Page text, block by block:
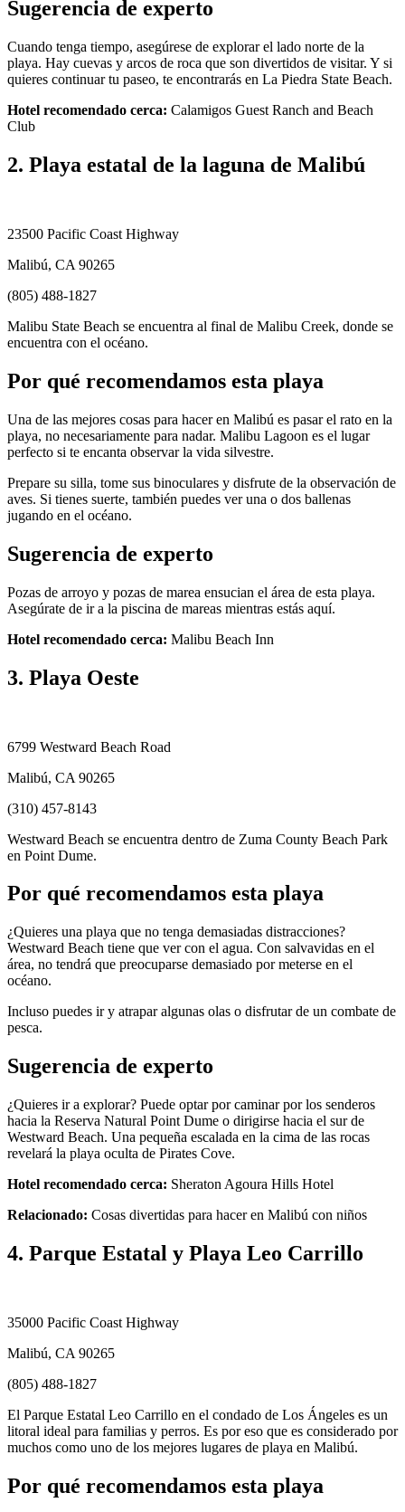
Sugerencia de experto
Cuando tenga tiempo, asegúrese de explorar el lado norte de la
playa. Hay cuevas y arcos de roca que son divertidos de visitar. Y si
quieres continuar tu paseo, te encontrarás en La Piedra State Beach.
Hotel recomendado cerca: Calamigos Guest Ranch and Beach
Club
2. Playa estatal de la laguna de Malibú
23500 Pacific Coast Highway
Malibú, CA 90265
(805) 488-1827
Malibu State Beach se encuentra al final de Malibu Creek, donde se
encuentra con el océano.
Por qué recomendamos esta playa
Una de las mejores cosas para hacer en Malibú es pasar el rato en la
playa, no necesariamente para nadar. Malibu Lagoon es el lugar
perfecto si te encanta observar la vida silvestre.
Prepare su silla, tome sus binoculares y disfrute de la observación de
aves. Si tienes suerte, también puedes ver una o dos ballenas
jugando en el océano.
Sugerencia de experto
Pozas de arroyo y pozas de marea ensucian el área de esta playa.
Asegúrate de ir a la piscina de mareas mientras estás aquí.
Hotel recomendado cerca: Malibu Beach Inn
3. Playa Oeste
6799 Westward Beach Road
Malibú, CA 90265
(310) 457-8143
Westward Beach se encuentra dentro de Zuma County Beach Park
en Point Dume.
Por qué recomendamos esta playa
¿Quieres una playa que no tenga demasiadas distracciones?
Westward Beach tiene que ver con el agua. Con salvavidas en el
área, no tendrá que preocuparse demasiado por meterse en el
océano.
Incluso puedes ir y atrapar algunas olas o disfrutar de un combate de
pesca.
Sugerencia de experto
¿Quieres ir a explorar? Puede optar por caminar por los senderos
hacia la Reserva Natural Point Dume o dirigirse hacia el sur de
Westward Beach. Una pequeña escalada en la cima de las rocas
revelará la playa oculta de Pirates Cove.
Hotel recomendado cerca: Sheraton Agoura Hills Hotel
Relacionado: Cosas divertidas para hacer en Malibú con niños
4. Parque Estatal y Playa Leo Carrillo
35000 Pacific Coast Highway
Malibú, CA 90265
(805) 488-1827
El Parque Estatal Leo Carrillo en el condado de Los Ángeles es un
litoral ideal para familias y perros. Es por eso que es considerado por
muchos como uno de los mejores lugares de playa en Malibú.
Por qué recomendamos esta playa